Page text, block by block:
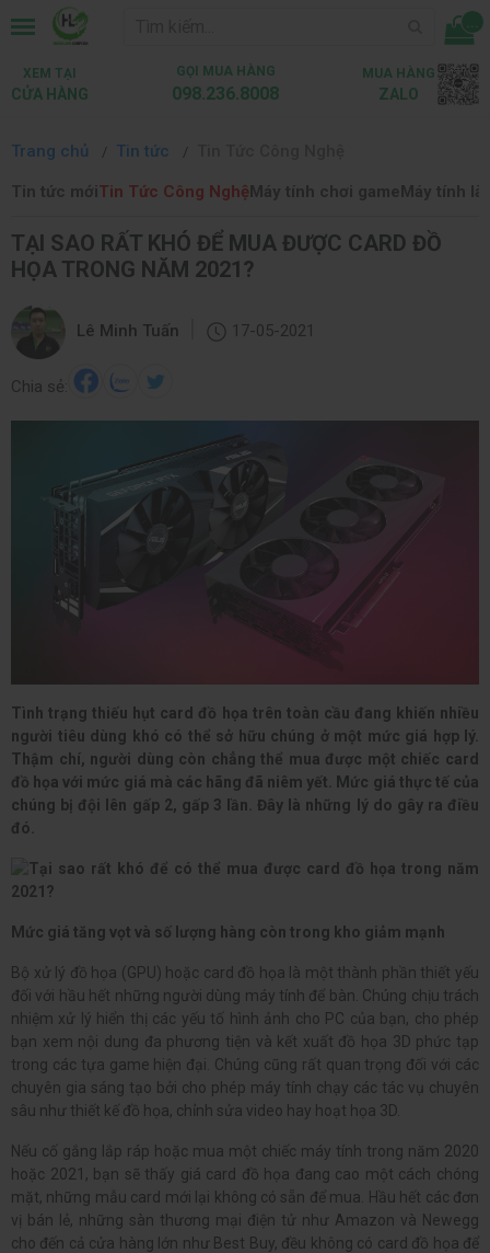
...
XEM TẠI
CỬA HÀNG
GỌI MUA HÀNG
098.236.8008
MUA HÀNG
ZALO
Trang chủ Tin tức
Tin tức mớiTin Tức Công NghệMáy tính chơi gameMáy tính
TẠI SAO RẤT KHÓ ĐỂ MUA ĐƯỢC CARD ĐỒ
HỌA TRONG NĂM 2021?
Lê Minh Tuấn 17-05-2021
Chia sẻ:
Tình trạng thiếu hụt card đồ họa trên toàn cầu đang khiến nhiều
người tiêu dùng khó có thể sở hữu chúng ở một mức giá hợp lý.
Thậm chí, người dùng còn chẳng thể mua được một chiếc card
đồ họa với mức giá mà các hãng đã niêm yết. Mức giá thực tế của
chúng bị đội lên gấp 2, gấp 3 lần. Đây là những lý do gây ra điều
đó.
Mức giá tăng vọt và số lượng hàng còn trong kho giảm mạnh
Bộ xử lý đồ họa (GPU) hoặc card đồ họa là một thành phần thiết yếu
đối với hầu hết những người dùng máy tính để bàn. Chúng chịu trách
nhiệm xử lý hiển thị các yếu tố hình ảnh cho PC của bạn, cho phép
bạn xem nội dung đa phương tiện và kết xuất đồ họa 3D phức tạp
trong các tựa game hiện đại. Chúng cũng rất quan trọng đối với các
chuyên gia sáng tạo bởi cho phép máy tính chạy các tác vụ chuyên
sâu như thiết kế đồ họa, chỉnh sửa video hay hoạt họa 3D.
Nếu cố gắng lắp ráp hoặc mua một chiếc máy tính trong năm 2020
hoặc 2021, bạn sẽ thấy giá card đồ họa đang cao một cách chóng
mặt, những mẫu card mới lại không có sẵn để mua. Hầu hết các đơn
vị bán lẻ, những sàn thương mại điện tử như Amazon và Newegg
cho đến cả cửa hàng lớn như Best Buy, đều không có card đồ họa để